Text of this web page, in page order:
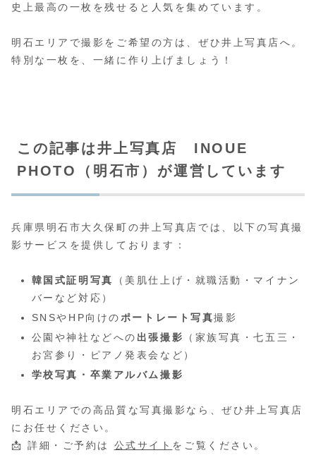
史上最高の一枚を残せると人気を集めています。
明石エリアで撮影をご希望の方は、ぜひ井上写真店へ。
特別な一枚を、一緒に作り上げましょう！
この記事は井上写真店 INOUE
PHOTO（明石市）が運営しています
兵庫県明石市大久保町の井上写真店では、以下の写真撮
影サービスを提供しております：
韓国式証明写真
（美肌仕上げ・就職活動・マイナン
バーなど対応）
SNSやHP向けの ポートレート写真撮影
公園や神社などへの 出張撮影
（家族写真・七五三・
お宮参り・ピアノ発表会など）
学校写真・卒業アルバム撮影
明石エリアでの高品質な写真撮影なら、ぜひ井上写真店
にお任せください。
📩 詳細・ご予約は 公式サイト をご覧ください。